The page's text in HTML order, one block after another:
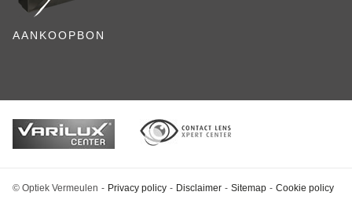
AANKOOPBON
© Optiek Vermeulen Privacy policy Disclaimer Sitemap Cookie policy